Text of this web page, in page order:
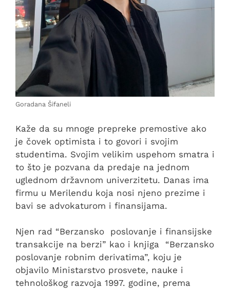
Goradana Šifaneli
Kaže da su mnoge prepreke premostive ako
je čovek optimista i to govori i svojim
studentima. Svojim velikim uspehom smatra i
to što je pozvana da predaje na jednom
uglednom državnom univerzitetu. Danas ima
firmu u Merilendu koja nosi njeno prezime i
bavi se advokaturom i finansijama.
Njen rad “Berzansko poslovanje i finansijske
transakcije na berzi” kao i knjiga “Berzansko
poslovanje robnim derivatima”, koju je
objavilo Ministarstvo prosvete, nauke i
tehnološkog razvoja 1997. godine, prema